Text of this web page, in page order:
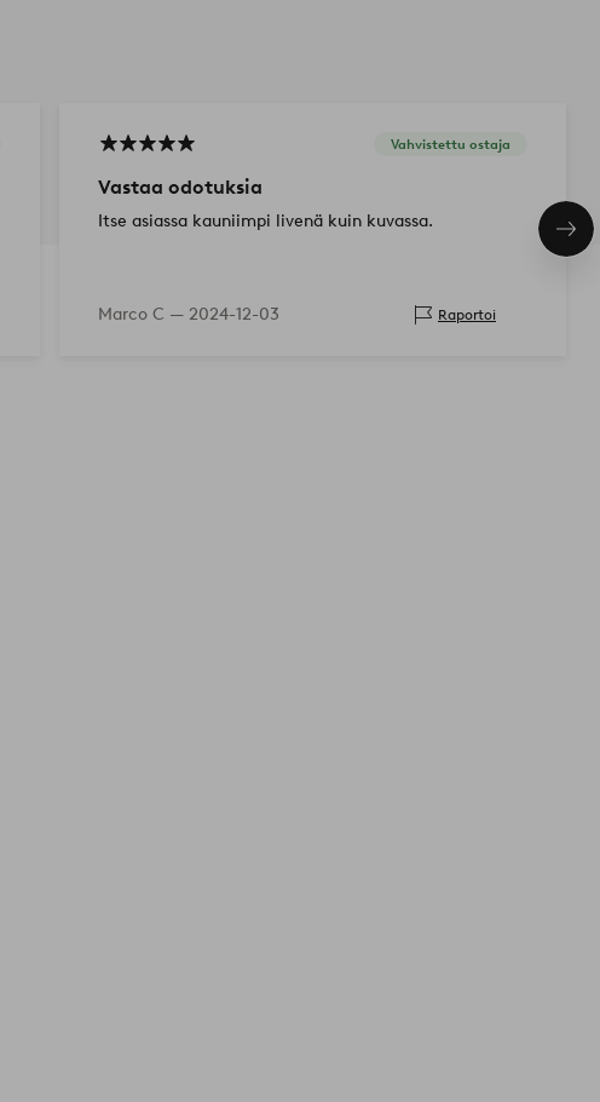
Vahvistettu ostaja
Vastaa odotuksia
Itse asiassa kauniimpi livenä kuin kuvassa.
Marco C — 2024-12-03 Raportoi